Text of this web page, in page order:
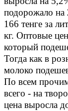
подорожало на
166 тенге за
кг. Оптовые
который
Тогда как в
молоко
По всем
всего - на
цена выросла